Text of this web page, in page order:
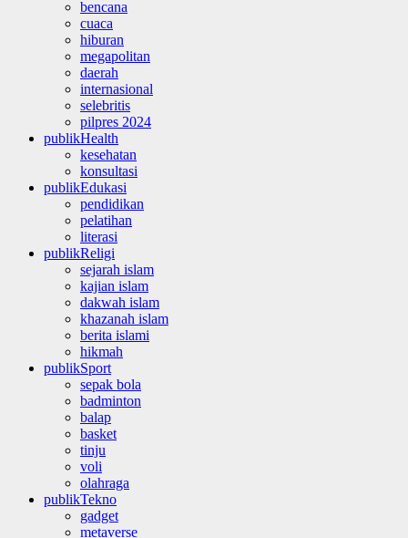
bencana
cuaca
hiburan
megapolitan
daerah
internasional
selebritis
pilpres 2024
publikHealth
kesehatan
konsultasi
publikEdukasi
pendidikan
pelatihan
literasi
publikReligi
sejarah islam
kajian islam
dakwah islam
khazanah islam
berita islami
hikmah
publikSport
sepak bola
badminton
balap
basket
tinju
voli
olahraga
publikTekno
gadget
metaverse